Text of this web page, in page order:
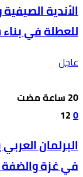
الأندية
للعطلة في
عاجل
0
12
البرلمان
في غزة والضفة